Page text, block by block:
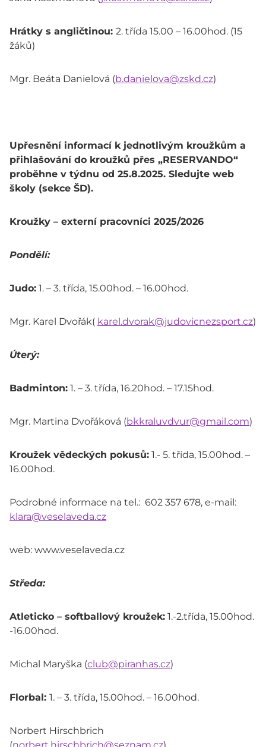
Hrátky s angličtinou: 2. třída 15.00 – 16.00hod. (15
žáků)
Mgr. Beáta Danielová (b.danielova@zskd.cz)
Upřesnění informací k jednotlivým kroužkům a
přihlašování do kroužků přes „RESERVANDO“
proběhne v týdnu od 25.8.2025. Sledujte web
školy (sekce ŠD).
Kroužky – externí pracovníci 2025/2026
Pondělí:
Judo: 1. – 3. třída, 15.00hod. – 16.00hod.
Mgr. Karel Dvořák( karel.dvorak@judovicnezsport.cz)
Úterý:
Badminton: 1. – 3. třída, 16.20hod. – 17.15hod.
Mgr. Martina Dvořáková (bkkraluvdvur@gmail.com)
Kroužek vědeckých pokusů: 1.- 5. třída, 15.00hod. –
16.00hod.
Podrobné informace na tel.: 602 357 678, e-mail:
klara@veselaveda.cz
web: www.veselaveda.cz
Středa:
Atleticko – softballový kroužek: 1.-2.třída, 15.00hod.
-16.00hod.
Michal Maryška (club@piranhas.cz)
Florbal: 1. – 3. třída, 15.00hod. – 16.00hod.
Norbert Hirschbrich